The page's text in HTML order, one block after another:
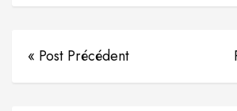
« Post Précédent